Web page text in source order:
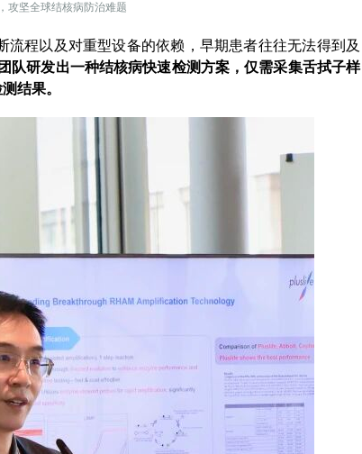
攻坚全球结核病防治难题
程以及对重型设备的依赖，早期患者往往无法得到及
队研发出一种结核病快速检测方案，仅需采集舌拭子样
结果。